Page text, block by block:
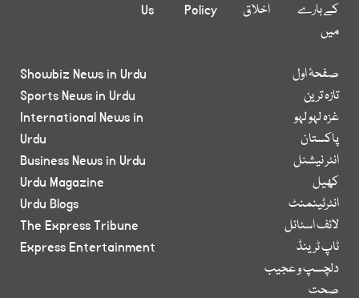
کے بارے
میں
اخلاق
Policy
Us
صفحۂ اول
تازہ ترین
غزہ لہو لہو
پاکستان
انٹر نیشنل
کھیل
انٹرٹینمنٹ
لائف اسٹائل
ٹاپ ٹرینڈ
دلچسپ و عجیب
صحت
Showbiz News in Urdu
Sports News in Urdu
International News in
Urdu
Business News in Urdu
Urdu Magazine
Urdu Blogs
The Express Tribune
Express Entertainment